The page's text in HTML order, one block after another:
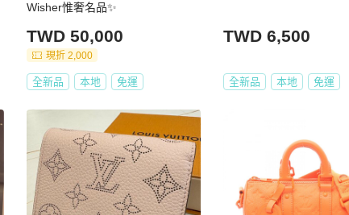
Wisher惟奢名品✨
TWD 50,000
現折 2,000
全新品 本地 免運
TWD 6,500
全新品 本地 免運